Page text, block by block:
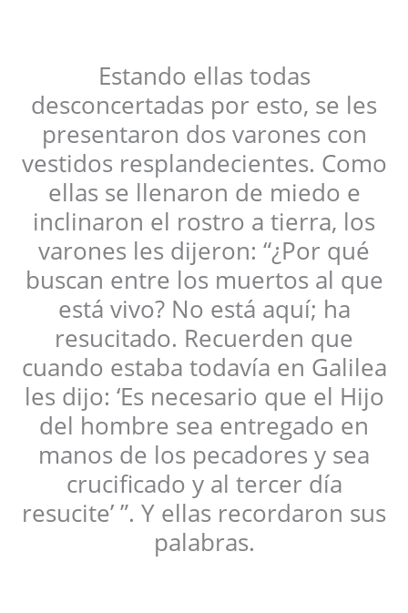
Estando ellas todas
desconcertadas por esto, se les
presentaron dos varones con
vestidos resplandecientes. Como
ellas se llenaron de miedo e
inclinaron el rostro a tierra, los
varones les dijeron: “¿Por qué
buscan entre los muertos al que
está vivo? No está aquí; ha
resucitado. Recuerden que
cuando estaba todavía en Galilea
les dijo: ‘Es necesario que el Hijo
del hombre sea entregado en
manos de los pecadores y sea
crucificado y al tercer día
resucite’ ”. Y ellas recordaron sus
palabras.